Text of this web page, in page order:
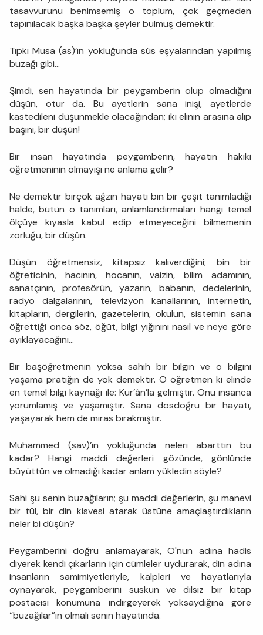
tasavvurunu benimsemiş o toplum, çok geçmeden
tapınılacak başka başka şeyler bulmuş demektir.
Tıpkı Musa (as)’ın yokluğunda süs eşyalarından yapılmış
buzağı gibi...
Şimdi, sen hayatında bir peygamberin olup olmadığını
düşün, otur da. Bu ayetlerin sana inişi, ayetlerde
kastedileni düşünmekle olacağından; iki elinin arasına alıp
başını, bir düşün!
Bir insan hayatında peygamberin, hayatın hakiki
öğretmeninin olmayışı ne anlama gelir?
Ne demektir birçok ağzın hayatı bin bir çeşit tanımladığı
halde, bütün o tanımları, anlamlandırmaları hangi temel
ölçüye kıyasla kabul edip etmeyeceğini bilmemenin
zorluğu, bir düşün.
Düşün öğretmensiz, kitapsız kalıverdiğini; bin bir
öğreticinin, hacının, hocanın, vaizin, bilim adamının,
sanatçının, profesörün, yazarın, babanın, dedelerinin,
radyo dalgalarının, televizyon kanallarının, internetin,
kitapların, dergilerin, gazetelerin, okulun, sistemin sana
öğrettiği onca söz, öğüt, bilgi yığınını nasıl ve neye göre
ayıklayacağını...
Bir başöğretmenin yoksa sahih bir bilgin ve o bilgini
yaşama pratiğin de yok demektir. O öğretmen ki elinde
en temel bilgi kaynağı ile: Kur’ân’la gelmiştir. Onu insanca
yorumlamış ve yaşamıştır. Sana dosdoğru bir hayatı,
yaşayarak hem de miras bırakmıştır.
Muhammed (sav)’in yokluğunda neleri abarttın bu
kadar? Hangi maddi değerleri gözünde, gönlünde
büyüttün ve olmadığı kadar anlam yükledin söyle?
Sahi şu senin buzağıların; şu maddi değerlerin, şu manevi
bir tül, bir din kisvesi atarak üstüne amaçlaştırdıkların
neler bi düşün?
Peygamberini doğru anlamayarak, O'nun adına hadis
diyerek kendi çıkarların için cümleler uydurarak, din adına
insanların samimiyetleriyle, kalpleri ve hayatlarıyla
oynayarak, peygamberini suskun ve dilsiz bir kitap
postacısı konumuna indirgeyerek yoksaydığına göre
“buzağılar”ın olmalı senin hayatında.